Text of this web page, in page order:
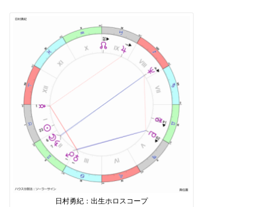
日村勇紀：出生ホロスコープ